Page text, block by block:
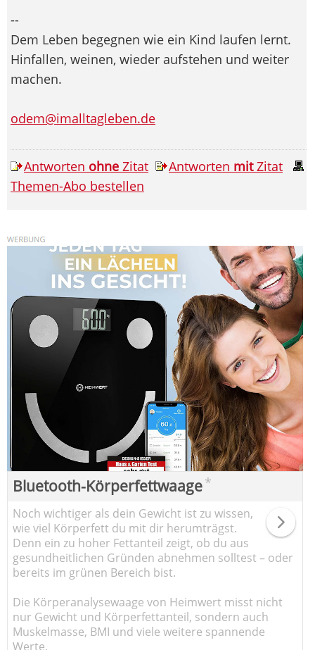
--
Dem Leben begegnen wie ein Kind laufen lernt.
Hinfallen, weinen, wieder aufstehen und weiter
machen.
odem@imalltagleben.de
Antworten ohne Zitat Antworten mitZitat
Themen-Abo bestellen
Bluetooth-Körperfettwaage*
Noch wichtiger als dein Gewicht ist zu wissen,
wie viel Körperfett du mit dir herumträgst.
Denn ein zu hoher Fettanteil zeigt, ob du aus
gesundheitlichen Gründen abnehmen solltest – oder
bereits im grünen Bereich bist.
Die Körperanalysewaage von Heimwert misst nicht
nur Gewicht und Körperfettanteil, sondern auch
Muskelmasse, BMI und viele weitere spannende
Werte.